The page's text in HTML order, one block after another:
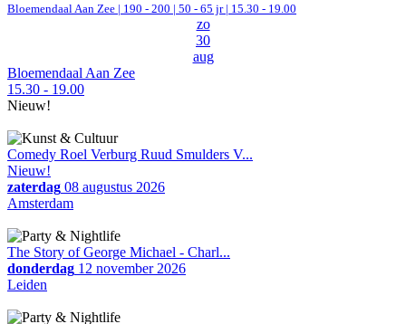
Bloemendaal Aan Zee | 190 - 200 | 50 - 65 jr | 15.30 - 19.00
zo
30
aug
Bloemendaal Aan Zee
15.30 - 19.00
Nieuw!
Comedy Roel Verburg Ruud Smulders V...
Nieuw!
zaterdag 08 augustus 2026
Amsterdam
The Story of George Michael - Charl...
donderdag 12 november 2026
Leiden